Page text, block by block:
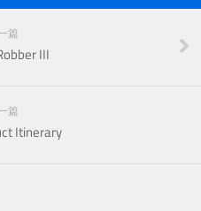
篇
III
篇
Itinerary